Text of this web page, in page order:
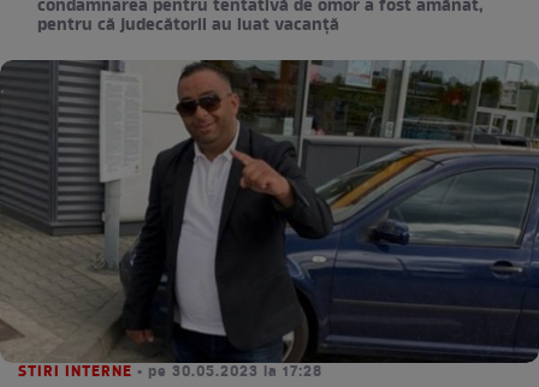
condamnarea pentru tentativă de omor a fost amânat,
pentru că judecătorii au luat vacanță
STIRI INTERNE • pe 30.05.2023 la 17:28